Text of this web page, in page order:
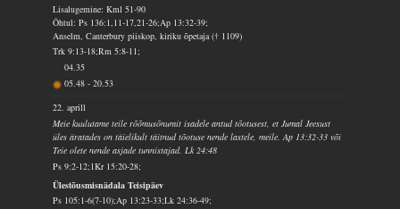
Lisalugemine: Kml 51-90
Õhtul: Ps 136:1,11-17,21-26;Ap 13:32-39;
Anselm, Canterbury piiskop, kiriku õpetaja († 1109)
Trk 9:13-18;Rm 5:8-11;
04.35
05.48-20.53
22. aprill
Meie kuulutame teile rõõmusõnumit isadele antud tõotusest, et Jumal Jeesust
üles äratades on täielikult täitnud tõotuse nende lastele, meile. Ap 13:32-33 või
Teie olete nende asjade tunnistajad. Lk 24:48
Ps 9:2-12;1Kr 15:20-28;
Ülestõusmisnädala Teisipäev
Ps 105:1-6(7-10);Ap 13:23-33;Lk 24:36-49;